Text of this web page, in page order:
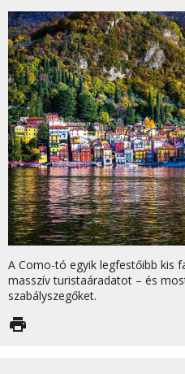
A Como-tó egyik legfestőibb kis
masszív turistaáradatot – és
szabályszegőket.
print